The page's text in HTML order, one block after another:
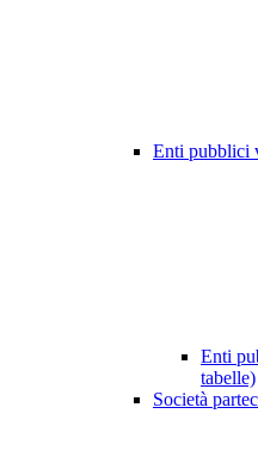
Enti pubblici
Enti
tabelle)
Società